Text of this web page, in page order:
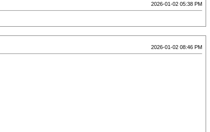
2026-01-02 05:38 PM
2026-01-02 08:46 PM